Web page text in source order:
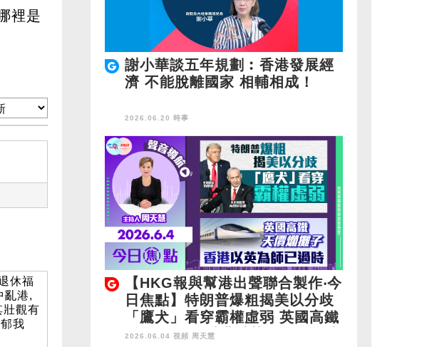
裡是
休福
亂港,
壯觀有
我
謝小華談五年規劃︰香港發展經
濟 不能脫離國家 相輔相成！
2026.06.20 時事
【HKG報與幫港出聲聯合製作‧今
日焦點】特朗普爆粗揭美以分歧
「鷹犬」看穿霸權虛弱 英國高鐵
天價爛攤子 香港以英為師已過時
2026.06.04 視頻 周天慧